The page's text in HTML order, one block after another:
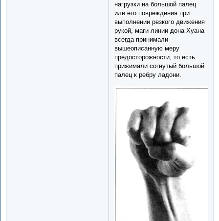
нагрузки на большой палец
или его повреждения при
выполнении резкого движения
рукой, маги линии дона Хуана
всегда принимали
вышеописанную меру
предосторожности, то есть
прижимали согнутый большой
палец к ребру ладони.